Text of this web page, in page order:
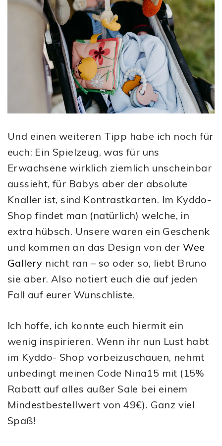
Und einen weiteren Tipp habe ich noch für
euch: Ein Spielzeug, was für uns
Erwachsene wirklich ziemlich unscheinbar
aussieht, für Babys aber der absolute
Knaller ist, sind Kontrastkarten. Im Kyddo-
Shop findet man (natürlich) welche, in
extra hübsch. Unsere waren ein Geschenk
und kommen an das Design von derWee
Gallery nicht ran – so oder so, liebt Bruno
sie aber. Also notiert euch die auf jeden
Fall auf eurer Wunschliste.
Ich hoffe, ich konnte euch hiermit ein
wenig inspirieren. Wenn ihr nun Lust habt
im Kyddo- Shop vorbeizuschauen, nehmt
unbedingt meinen Code Nina15 mit (15%
Rabatt auf alles außer Sale bei einem
Mindestbestellwert von 49€). Ganz viel
Spaß!